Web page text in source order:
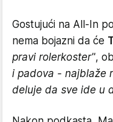
Gostujući na All-In
nema bojazni da će
pravi rolerkoster",
i padova - najblaže
deluje da sve ide u